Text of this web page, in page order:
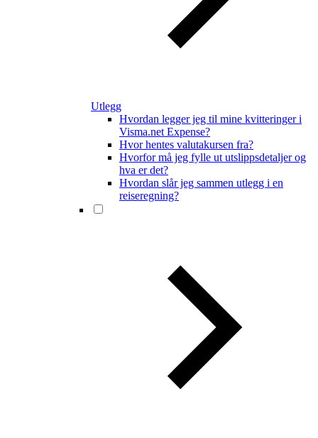
Utlegg
Hvordan legger jeg til mine kvitteringer i
Visma.net Expense?
Hvor hentes valutakursen fra?
Hvorfor må jeg fylle ut utslippsdetaljer og
hva er det?
Hvordan slår jeg sammen utlegg i en
reiseregning?